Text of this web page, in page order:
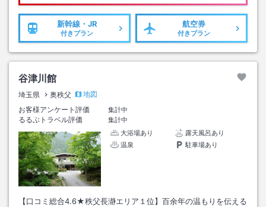
新幹線・JR
付きプラン
航空券
付きプラン
谷津川館
埼玉県 奥秩父
地図
お客様アンケート評価
集計中
るるぶトラベル評価
集計中
大浴場あり
露天風呂あり
温泉
駐車場あり
【口コミ総合4.6★秩父長瀞エリア１位】百余年の温もりを伝える